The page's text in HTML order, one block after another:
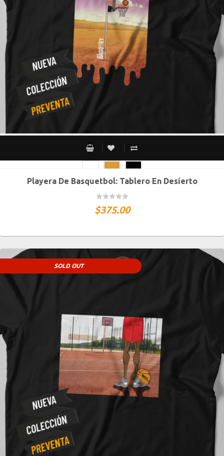
CH M G XG XXG
Playera De Basquetbol: Tablero En Desierto
$375.00
SOLD OUT